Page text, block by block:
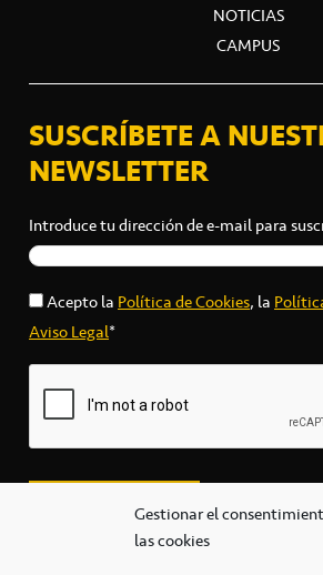
Gestionar el
las cookies
NOTICIAS
CAMPUS
SUSCRÍBETE A
NEWSLETTER
Introduce tu dirección de e-mail para
Acepto la Política de Cookies, la
Aviso Legal*